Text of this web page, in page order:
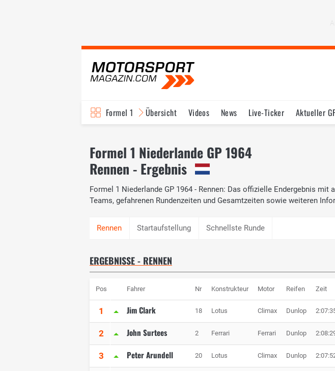
Formel 1 Übersicht Videos News Live-Ticker Aktueller
Formel 1 Niederlande GP 1964
Rennen - Ergebnis
Formel 1 Niederlande GP 1964 - Rennen: Das offizielle Endergebnis mit
Teams, gefahrenen Rundenzeiten und Gesamtzeiten sowie weiteren
Startaufstellung Schnellste Runde
ERGEBNISSE - RENNEN
Pos Fahrer Nr Konstrukteur Motor Reifen Zeit
1 Jim Clark 18 Lotus Climax Dunlop
2 John Surtees 2 Ferrari Ferrari Dunlop
3 Peter Arundell 20 Lotus Climax Dunlop